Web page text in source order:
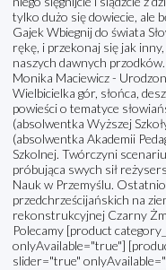
tylko dużo się dowiecie, ale
Gajek Wbiegnij do świata
rękę, i przekonaj się jak
naszych dawnych
Monika Maciewicz -
Wielbicielka gór, słońca,
powieści o tematyce
(absolwentka Wyższej
(absolwentka Akademii
Szkolnej. Twórczyni
próbująca swych sił
Nauk w Przemyślu.
przedchrześcijańskich na
rekonstrukcyjnej Czarny
Polecamy [product
onlyAvailable="true"]
slider="true"